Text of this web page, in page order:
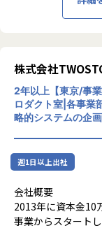
・チームメンバー
回せるよう雑談を
るようサイクルを
・LT・雑談会：週
なLTや、雑談ネタ
■入社後のリアル
【困ったときのア
フルリモートのた
SES事業は自社サ
が低く、
エンジニアへの高
ています。
★のらねこワーク
削減！
└削減1：ー 「意味
当社の業務は在宅
と営業活動、ミー
で、無駄な経費を
株式会社
2年以上【東京/事
ロダクト室|各事業
略的システムの企
週1日以上出社
会社概要
2013年に資本金10
事業からスタート